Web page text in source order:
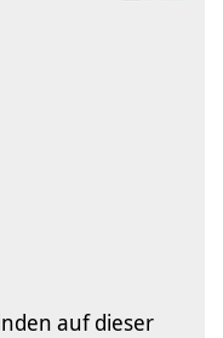
auf dieser